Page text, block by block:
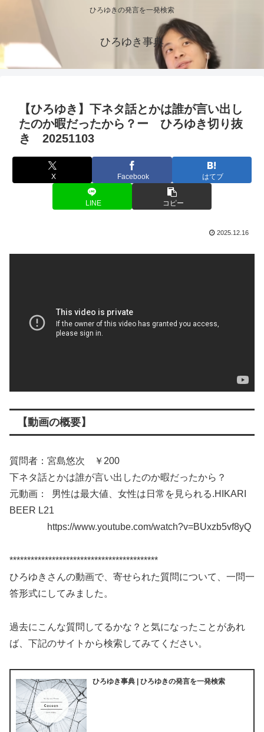
ひろゆきの発言を一発検索
ひろゆき事典
【ひろゆき】下ネタ話とかは誰が言い出し
たのか暇だったから？ー ひろゆき切り抜
き 20251103
X Facebook はてブ
LINE コピー
2025.12.16
【動画の概要】
質問者：宮島悠次 ￥200
下ネタ話とかは誰が言い出したのか暇だったから？
元動画： 男性は最大値、女性は日常を見られる.HIKARI
BEER L21
https://www.youtube.com/watch?v=BUxzb5vf8yQ
******************************************
ひろゆきさんの動画で、寄せられた質問について、一問一
答形式にしてみました。
過去にこんな質問してるかな？と気になったことがあれ
ば、下記のサイトから検索してみてください。
ひろゆき事典 | ひろゆきの発言を一発検索